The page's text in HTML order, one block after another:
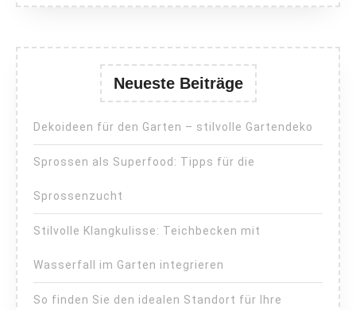
Neueste Beiträge
Dekoideen für den Garten – stilvolle Gartendeko
Sprossen als Superfood: Tipps für die
Sprossenzucht
Stilvolle Klangkulisse: Teichbecken mit
Wasserfall im Garten integrieren
So finden Sie den idealen Standort für Ihre